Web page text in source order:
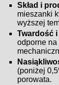
Skład i
mieszanki
wyższej
Twardość
odporne
(poniżej
porowata.